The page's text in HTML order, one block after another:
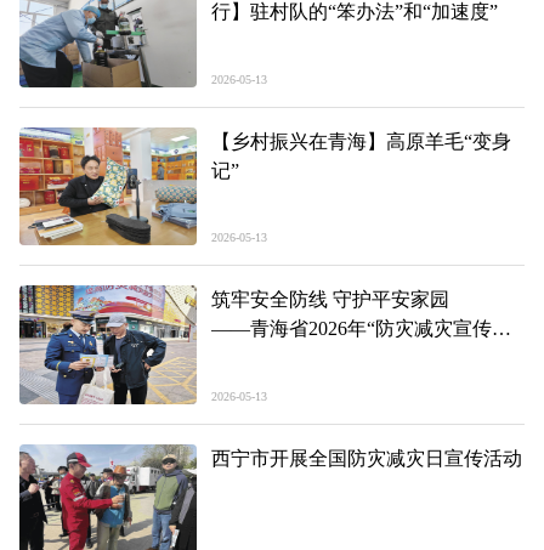
行】驻村队的“笨办法”和“加速度”
2026-05-13
【乡村振兴在青海】高原羊毛“变身
记”
2026-05-13
筑牢安全防线 守护平安家园
——青海省2026年“防灾减灾宣传
2026-05-13
西宁市开展全国防灾减灾日宣传活动